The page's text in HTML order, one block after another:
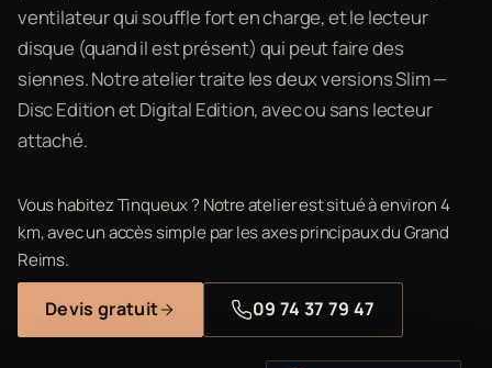
ventilateur qui souffle fort en charge, et le lecteur
disque (quand il est présent) qui peut faire des
siennes. Notre atelier traite les deux versions Slim —
Disc Edition et Digital Edition, avec ou sans lecteur
attaché.
Vous habitez Tinqueux ? Notre atelier est situé à environ 4
km, avec un accès simple par les axes principaux du Grand
Reims.
Devis gratuit 09 74 37 79 47